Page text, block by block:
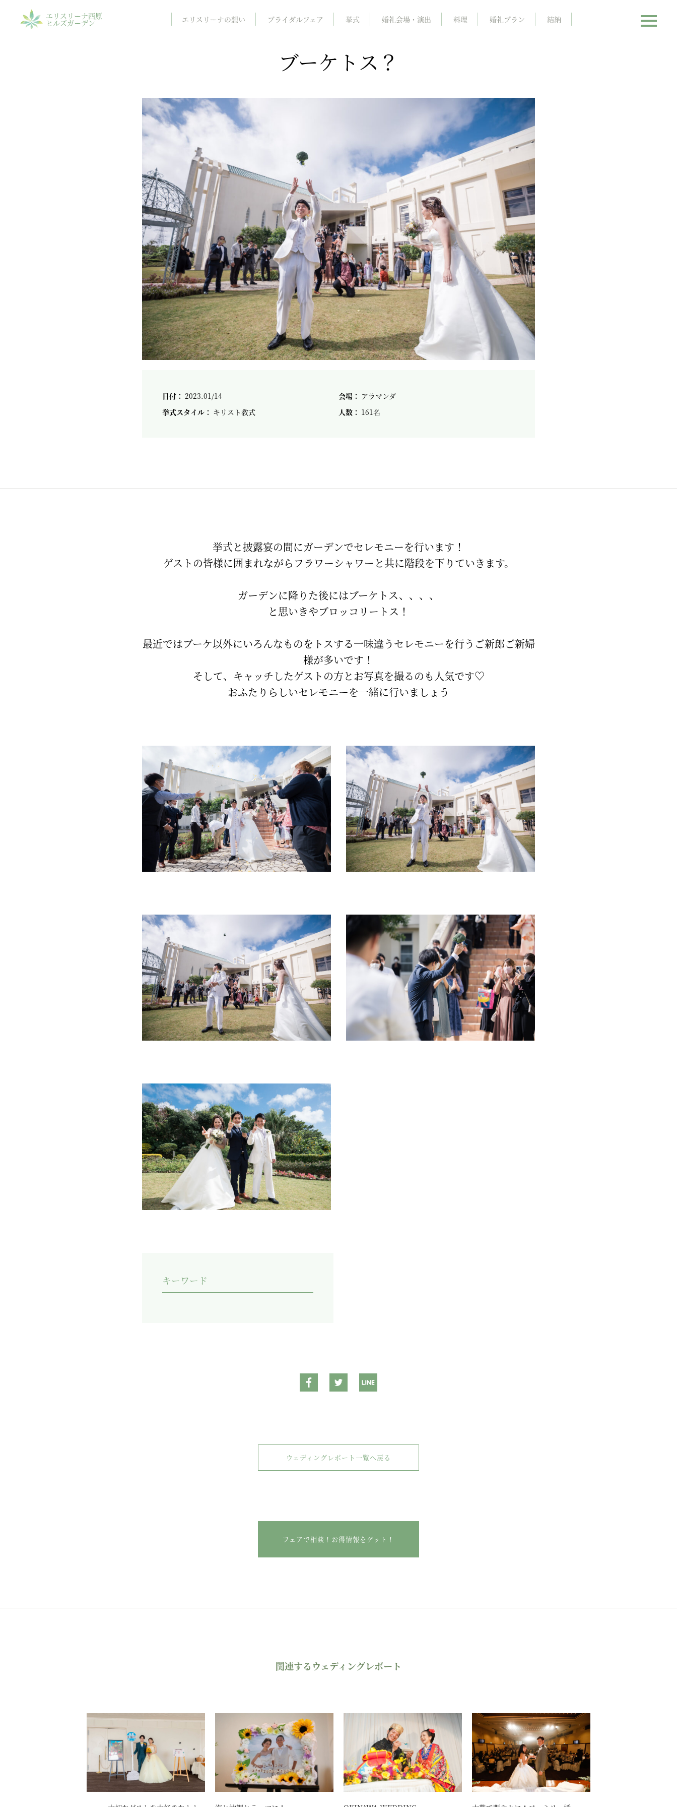
エリスリーナ西原
ヒルズガーデン エリスリーナの想い ブライダルフェア 挙式 婚礼会場・演出 料理 婚礼プラン 結納
ブーケトス？
日付： 2023.01/14 会場： アラマンダ
挙式スタイル： キリスト教式 人数： 161名
挙式と披露宴の間にガーデンでセレモニーを行います！
ゲストの皆様に囲まれながらフラワーシャワーと共に階段を下りていきます。
ガーデンに降りた後にはブーケトス、、、、
と思いきやブロッコリートス！
最近ではブーケ以外にいろんなものをトスする一味違うセレモニーを行うご新郎ご新婦
様が多いです！
そして、キャッチしたゲストの方とお写真を撮るのも人気です♡
おふたりらしいセレモニーを一緒に行いましょう
キーワード
ウェディングレポート一覧へ戻る
フェアで相談！お得情報をゲット！
関連するウェディングレポート